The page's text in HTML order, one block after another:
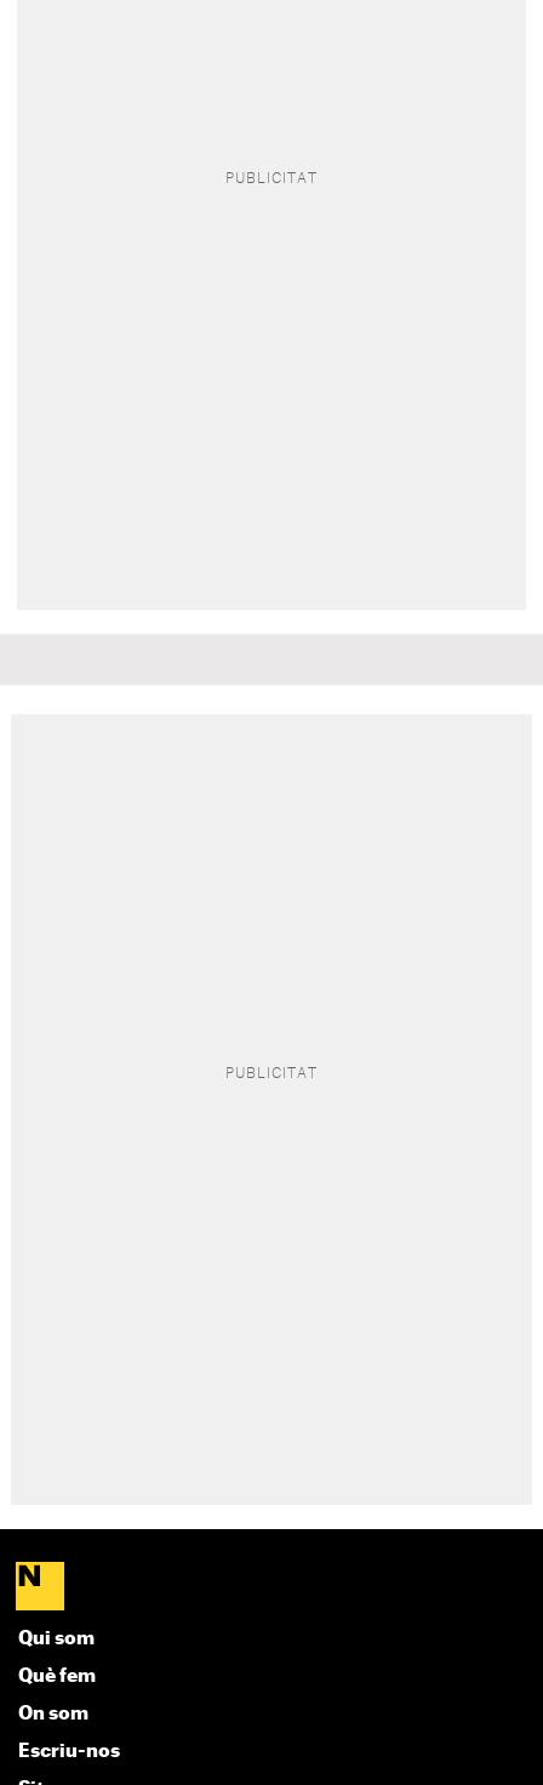
Qui som
Què fem
On som
Escriu-nos